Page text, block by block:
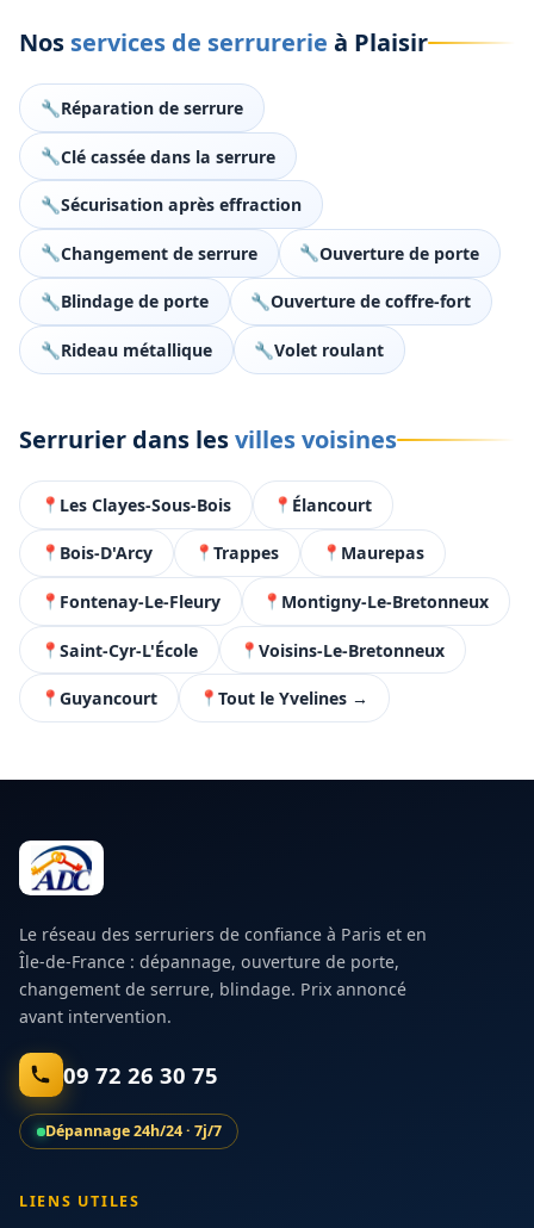
Nos services de serrurerie à Plaisir
Réparation de serrure
Clé cassée dans la serrure
Sécurisation après effraction
Changement de serrure Ouverture de porte
Blindage de porte Ouverture de coffre-fort
Rideau métallique Volet roulant
Serrurier dans lesvilles voisines
Les Clayes-Sous-Bois Élancourt
Bois-D'Arcy Trappes Maurepas
Fontenay-Le-Fleury Montigny-Le-Bretonneux
Saint-Cyr-L'École Voisins-Le-Bretonneux
Guyancourt Tout le Yvelines →
Le réseau des serruriers de confiance à Paris et en
Île-de-France : dépannage, ouverture de porte,
changement de serrure, blindage. Prix annoncé
avant intervention.
09 72 26 30 75
Dépannage 24h/24 · 7j/7
LIENS UTILES